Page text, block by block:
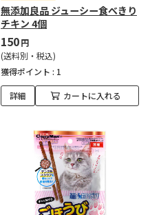
無添加良品 ジューシー食べきり
チキン 4個
150円
(送料別・税込)
獲得ポイント : 1
詳細 カートに入れる